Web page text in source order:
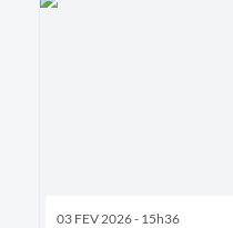
03 FEV 2026 - 15h36